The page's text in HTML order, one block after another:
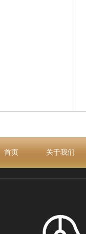
首页 关于我们